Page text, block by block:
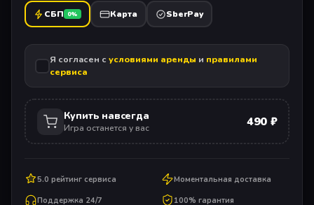
СБП 0% Карта SberPay
Я согласен с условиями аренды и правилами
сервиса
Купить навсегда
Игра останется у вас 490 ₽
5.0 рейтинг сервиса
Моментальная доставка
Поддержка 24/7
100% гарантия